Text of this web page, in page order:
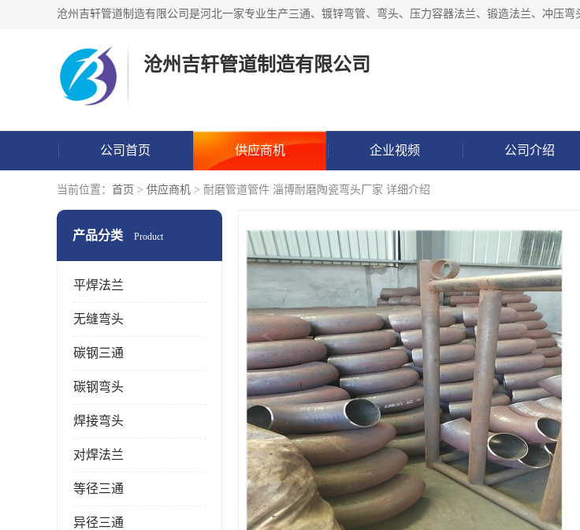
沧州吉轩管道制造有限公司
公司首页 供应商机 企业视频 公司介绍
当前位置： 首页 > 供应商机 > 耐磨管道管件 淄博耐磨陶瓷弯头厂家 详细介绍
产品分类 Product
平焊法兰
无缝弯头
碳钢三通
碳钢弯头
焊接弯头
对焊法兰
等径三通
异径三通